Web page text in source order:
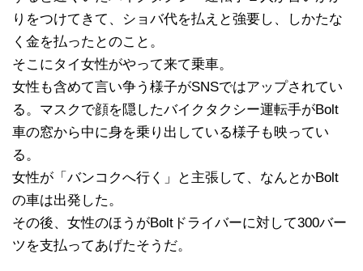
りをつけてきて、ショバ代を払えと強要し、しかたな
く金を払ったとのこと。
そこにタイ女性がやって来て乗車。
女性も含めて言い争う様子がSNSではアップされてい
る。マスクで顔を隠したバイクタクシー運転手がBolt
車の窓から中に身を乗り出している様子も映ってい
る。
女性が「バンコクへ行く」と主張して、なんとかBolt
の車は出発した。
その後、女性のほうがBoltドライバーに対して300バー
ツを支払ってあげたそうだ。